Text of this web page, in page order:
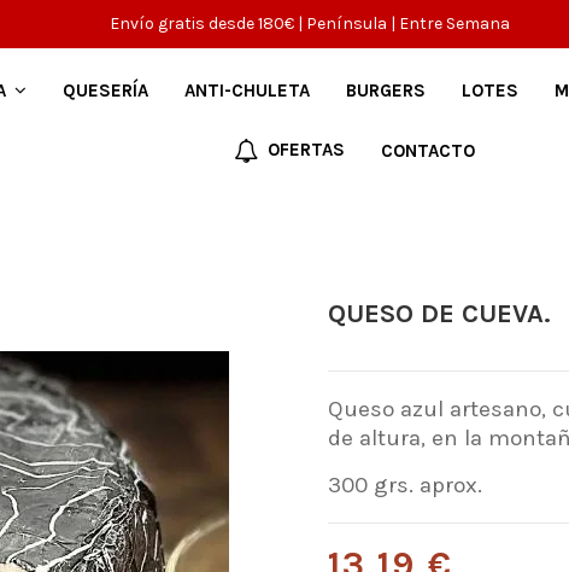
Envío gratis desde 180€ | Península | Entre Semana
QUESERÍA ANTI-CHULETA BURGERS LOTES
OFERTAS CONTACTO
QUESO DE CUEVA.
Queso azul artesano,
de altura, en la
300 grs. aprox.